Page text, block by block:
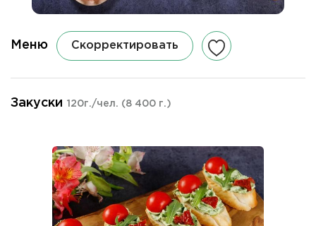
Меню Скорректировать
Закуски 120г./чел. (8 400 г.)